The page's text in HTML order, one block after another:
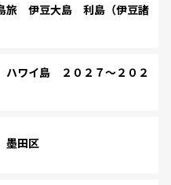
旅 伊豆大島 利島（伊豆諸
ワイ島 ２０２７～２０２
田区